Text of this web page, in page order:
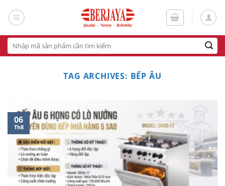
Tìm
kiếm:
TAG ARCHIVES: BẾP ÂU
06
Th8